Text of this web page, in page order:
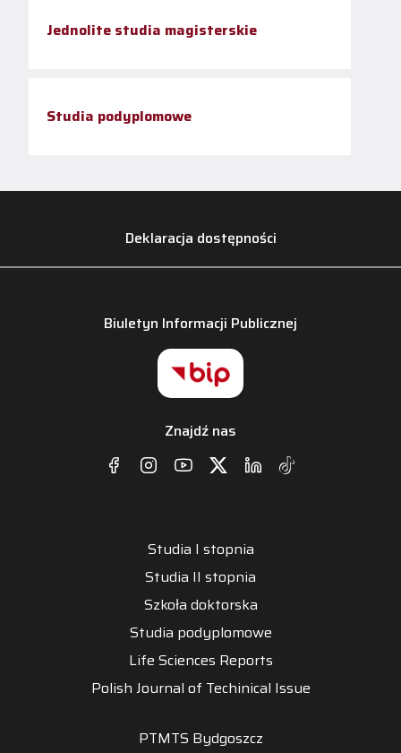
Jednolite studia magisterskie
Studia podyplomowe
Deklaracja dostępności
Biuletyn Informacji Publicznej
Znajdź nas
Studia I stopnia
Studia II stopnia
Szkoła doktorska
Studia podyplomowe
Life Sciences Reports
Polish Journal of Techinical Issue
PTMTS Bydgoszcz